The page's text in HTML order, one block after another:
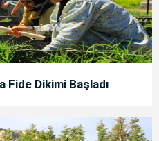
Fide Dikimi Başladı